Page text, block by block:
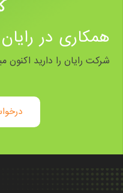
همکاری در رایان
شرکت رایان را دارید اکنون